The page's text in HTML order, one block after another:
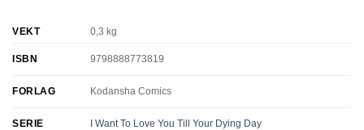
VEKT 0,3 kg
ISBN 9798888773819
FORLAG Kodansha Comics
SERIE I Want To Love You Till Your Dying Day